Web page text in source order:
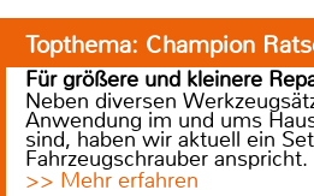
Topthema: Champion
Für größere und kleinere
Neben diversen
Anwendung im und ums
sind, haben wir aktuell ein
Fahrzeugschrauber anspricht.
>> Mehr erfahren